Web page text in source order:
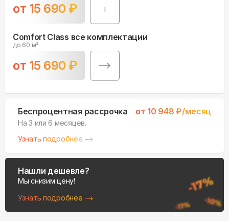
от 15 690 ₽ i
Comfort Class все комплектации
до 60 м²
от 15 690 ₽
Беспроцентная рассрочка от 10 948 ₽/месяц
На 3 или 6 месяцев.
Узнать подробнее
Нашли дешевле?
Мы снизим цену!
Узнать подробнее